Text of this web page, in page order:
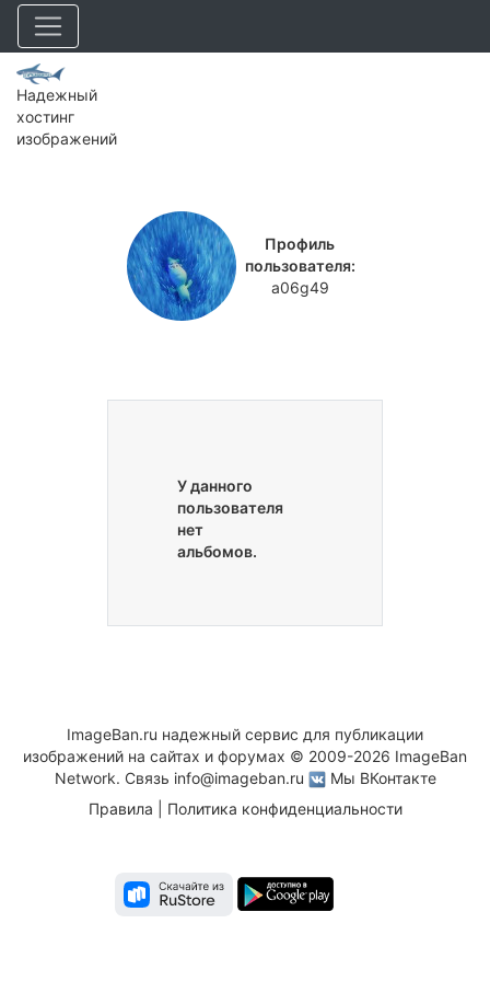
Надежный
хостинг
изображений
Профиль
пользователя:
a06g49
У данного
пользователя
нет
альбомов.
ImageBan.ru надежный сервис для публикации
изображений на сайтах и форумах © 2009-2026 ImageBan
Network. Связь info@imageban.ru
Мы ВКонтакте
Правила
Политика конфиденциальности